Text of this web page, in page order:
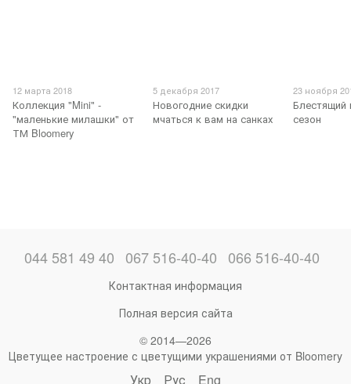
12 марта 2018
Коллекция "Mini" -
"маленькие милашки" от
ТМ Bloomery
5 декабря 2017
Новогодние скидки
мчаться к вам на санках
23 ноября
Блестящий
сезон
044 581 49 40 067 516-40-40 066 516-40-40
Контактная информация
Полная версия сайта
© 2014—2026
Цветущее настроение с цветущими украшениями от Bloomery
Укр Рус Eng